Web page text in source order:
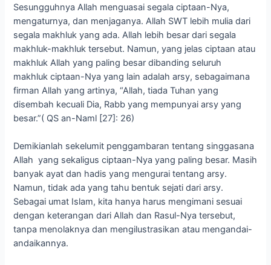
Sesungguhnya Allah menguasai segala ciptaan-Nya,
mengaturnya, dan menjaganya. Allah SWT lebih mulia dari
segala makhluk yang ada. Allah lebih besar dari segala
makhluk-makhluk tersebut. Namun, yang jelas ciptaan atau
makhluk Allah yang paling besar dibanding seluruh
makhluk ciptaan-Nya yang lain adalah arsy, sebagaimana
firman Allah yang artinya, “Allah, tiada Tuhan yang
disembah kecuali Dia, Rabb yang mempunyai arsy yang
besar.”( QS an-Naml [27]: 26)
Demikianlah sekelumit penggambaran tentang singgasana
Allah yang sekaligus ciptaan-Nya yang paling besar. Masih
banyak ayat dan hadis yang mengurai tentang arsy.
Namun, tidak ada yang tahu bentuk sejati dari arsy.
Sebagai umat Islam, kita hanya harus mengimani sesuai
dengan keterangan dari Allah dan Rasul-Nya tersebut,
tanpa menolaknya dan mengilustrasikan atau mengandai-
andaikannya.